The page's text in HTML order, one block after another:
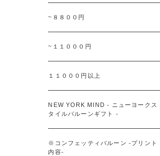
~８８００円
~１１０００円
１１０００円以上
NEW YORK MIND - ニューヨークス
タイルバルーンギフト -
※コンフェッティバルーン -プリント
内容-